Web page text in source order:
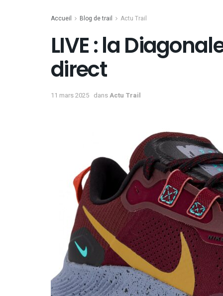
Accueil Blog de trail Actu Trail
LIVE : la
direct
11 mars 2025 dansActu Trail